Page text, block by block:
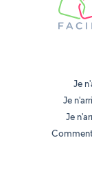
Je
Je
Je